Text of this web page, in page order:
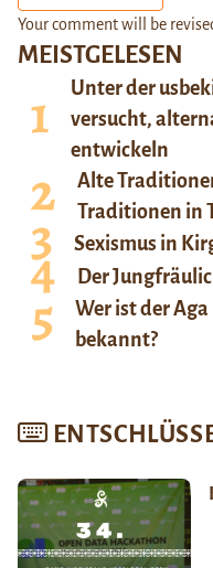
MEISTGELESEN
Unter der
versucht,
entwickeln
Alte
Traditionen in
Sexismus in
Der
Wer ist der
bekannt?
Your comment will be